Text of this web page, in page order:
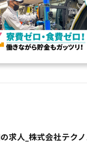
求人_株式会社テク